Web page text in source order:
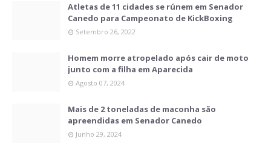
Atletas de 11 cidades se rúnem em Senador
Canedo para Campeonato de KickBoxing
Setembro 26, 2022
Homem morre atropelado após cair de moto
junto com a filha em Aparecida
Agosto 07, 2024
Mais de 2 toneladas de maconha são
apreendidas em Senador Canedo
Junho 29, 2024